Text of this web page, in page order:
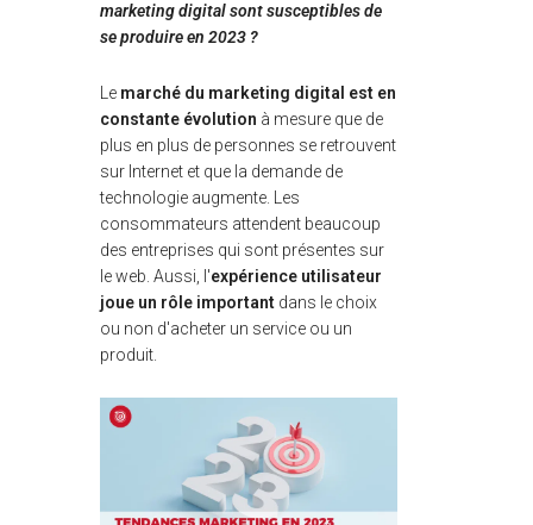
marketing digital sont susceptibles de
se produire en 2023 ?
Le marché du marketing digital est en
constante évolution à mesure que de
plus en plus de personnes se retrouvent
sur Internet et que la demande de
technologie augmente. Les
consommateurs attendent beaucoup
des entreprises qui sont présentes sur
le web. Aussi, l'expérience utilisateur
joue un rôle important dans le choix
ou non d'acheter un service ou un
produit.